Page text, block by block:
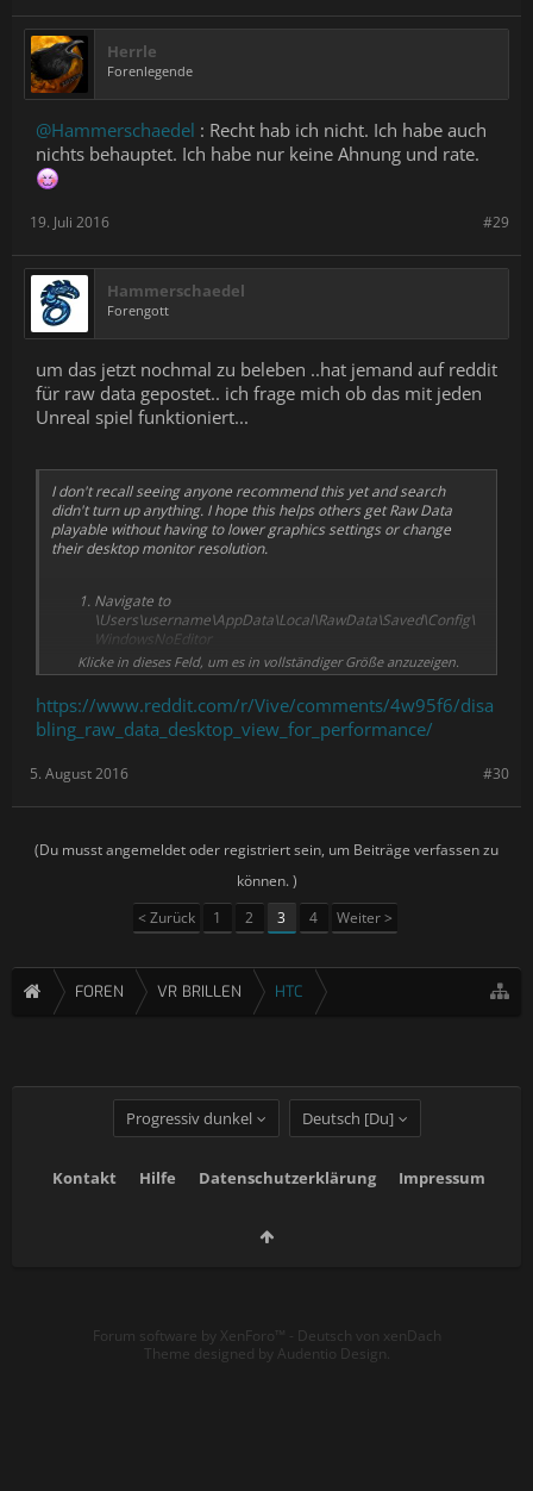
Herrle
Forenlegende
@Hammerschaedel : Recht hab ich nicht. Ich habe auch
nichts behauptet. Ich habe nur keine Ahnung und rate.
#29
19. Juli 2016
Hammerschaedel
Forengott
um das jetzt nochmal zu beleben ..hat jemand auf reddit
für raw data gepostet.. ich frage mich ob das mit jeden
Unreal spiel funktioniert...
I don't recall seeing anyone recommend this yet and search
didn't turn up anything. I hope this helps others get Raw Data
playable without having to lower graphics settings or change
their desktop monitor resolution.
Navigate to
\Users\username\AppData\Local\RawData\Saved\Config\
WindowsNoEditor
Open Engine.ini
Under [SteamVR.Settings] change WindowMirrorMode=1
to WindowMirrorMode=0 and save
That's it. Launching Raw Data will still open a window on your
desktop but now it should not render anything and remain black.
Since finding and changing that file my game is running well on a
the lowest settings.
Klicke in dieses Feld, um es in vollständiger Größe anzuzeigen.
https://www.reddit.com/r/Vive/comments/4w95f6/disa
bling_raw_data_desktop_view_for_performance/
#30
5. August 2016
(Du musst angemeldet oder registriert sein, um Beiträge verfassen zu
können. )
< Zurück
1 2 3 4 Weiter >
FOREN VR BRILLEN HTC
Progressiv dunkel Deutsch [Du]
Kontakt Hilfe Datenschutzerklärung Impressum
Forum software by XenForo™ - Deutsch von xenDach
Theme designed by Audentio Design.